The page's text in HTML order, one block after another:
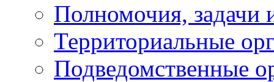
Полномочия, задачи
Территориальные
Подведомственные